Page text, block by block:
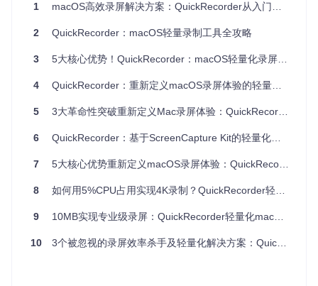
接耗时占总制作时间的35%。
创新突破：QuickRecorder的"智能窗口追踪"技术可自动识别
同步调整，避免画面断裂。
操作步骤：
启动应用后选择"录制应用程序"模式
在弹出的应用选择界面勾选需要跟踪的程序
开启"自动切换"选项，设置切换平滑过渡效果（0.3秒）
实测验证：某软件开发团队采用该方案后，技术分享视频的后
期处理时间从平均45分钟缩短至12分钟，效率提升73%。
构建教学内容的交互增强方案
传统痛点：编程教学录制中，代码细节与操作过程难以兼顾，
1 macOS高效录屏解决方案：QuickRecorder从入门到精通
2 QuickRecorder：macOS轻量录制工具全攻略
3 5大核心优势！QuickRecorder：macOS轻量化录屏工具的颠覆性体验
4 QuickRecorder：重新定义macOS录屏体验的轻量化解决方案
5 3大革命性突破重新定义Mac录屏体验：QuickRecorder轻量级高效录制解决方案
6 QuickRecorder：基于ScreenCapture Kit的轻量化macOS录屏工具
7 5大核心优势重新定义macOS录屏体验：QuickRecorder轻量化解决方案深度评测
8 如何用5%CPU占用实现4K录制？QuickRecorder轻量化录屏工具的极致优化方案
9 10MB实现专业级录屏：QuickRecorder轻量化macOS工具的效率革命
10 3个被忽视的录屏效率杀手及轻量化解决方案：QuickRecorder重新定义macOS录制体验